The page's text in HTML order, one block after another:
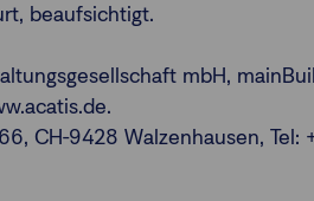
beaufsichtigt.
mbH,
CH-9428 Walzenhausen,